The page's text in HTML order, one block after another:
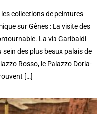
collections de peintures
sur Gênes : La visite des
La via Garibaldi
sein des plus beaux palais de
Rosso, le Palazzo Doria-
[…]